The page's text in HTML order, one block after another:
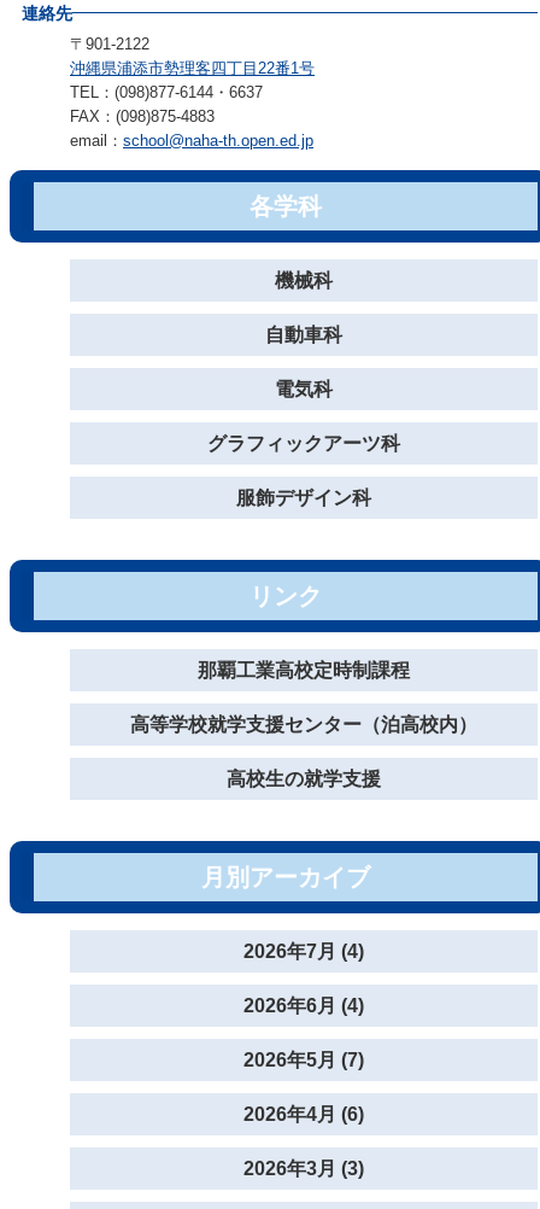
連絡先
〒901-2122
沖縄県浦添市勢理客四丁目22番1号
TEL：(098)877-6144・6637
FAX：(098)875-4883
email： school@naha-th.open.ed.jp
各学科
機械科
自動車科
電気科
グラフィックアーツ科
服飾デザイン科
リンク
那覇工業高校定時制課程
高等学校就学支援センター（泊高校内）
高校生の就学支援
月別アーカイブ
2026年7月 (4)
2026年6月 (4)
2026年5月 (7)
2026年4月 (6)
2026年3月 (3)